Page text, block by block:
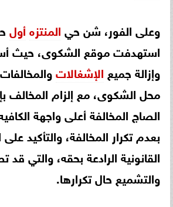
وعلى الفور، شن حي المنتزهأول
استهدفت موقع الشكوى، حيث
وإزالة جميع الإشغالات
محل الشكوى، مع إلزام المخالف
الصاج المخالفة أعلى واجهة
بعدم تكرار المخالفة، والتأكيد على
القانونية الرادعة بحقه، والتي
والتشميع حال تكرارها.